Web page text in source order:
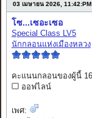
03 เมษายน 2026, 11:42:PM
โซ...เซอะเซอ
Special Class LV5
นักกลอนแห่งเมืองหลวง
คะแนนกลอนของผู้นี้
ออฟไลน์
เพศ: